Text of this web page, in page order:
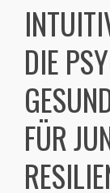
content
DIE
FÜR